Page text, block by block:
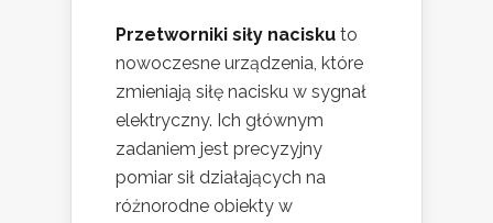
Przetworniki siły nacisku to
nowoczesne urządzenia, które
zmieniają siłę nacisku w sygnał
elektryczny. Ich głównym
zadaniem jest precyzyjny
pomiar sił działających na
różnorodne obiekty w